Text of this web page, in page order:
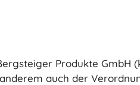
Produkte GmbH
auch der